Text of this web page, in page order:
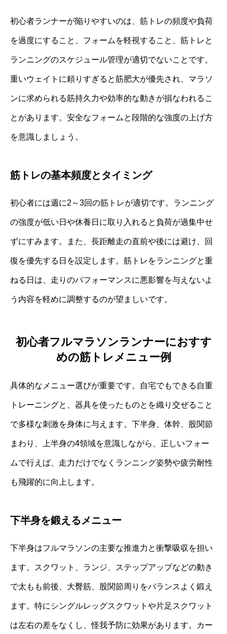
初心者ランナーが陥りやすいのは、筋トレの頻度や負荷
を過度にすること、フォームを軽視すること、筋トレと
ランニングのスケジュール管理が適切でないことです。
重いウェイトに頼りすぎると筋肥大が優先され、マラソ
ンに求められる筋持久力や効率的な動きが損なわれるこ
とがあります。安全なフォームと段階的な強度の上げ方
を意識しましょう。
筋トレの基本頻度とタイミング
初心者には週に2～3回の筋トレが適切です。ランニング
の強度が低い日や休養日に取り入れると負荷が過集中せ
ずにすみます。また、長距離走の直前や後には避け、回
復を優先する日を設定します。筋トレをランニングと重
ねる日は、走りのパフォーマンスに悪影響を与えないよ
う内容を軽めに調整するのが望ましいです。
初心者フルマラソンランナーにおすす
めの筋トレメニュー例
具体的なメニュー選びが重要です。自宅でもできる自重
トレーニングと、器具を使ったものとを織り交ぜること
で多様な刺激を身体に与えます。下半身、体幹、股関節
まわり、上半身の4領域を意識しながら、正しいフォー
ムで行えば、走力だけでなくランニング姿勢や疲労耐性
も飛躍的に向上します。
下半身を鍛えるメニュー
下半身はフルマラソンの主要な推進力と衝撃吸収を担い
ます。スクワット、ランジ、ステップアップなどの動き
で太もも前後、大臀筋、股関節周りをバランスよく鍛え
ます。特にシングルレッグスクワットや片足スクワット
は左右の差をなくし、怪我予防に効果があります。カー